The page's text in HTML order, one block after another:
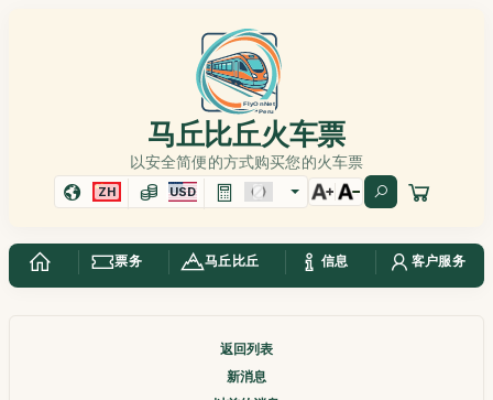
马丘比丘火车票
以安全简便的方式购买您的火车票
ZH USD
票务 马丘比丘 信息 客户服务
返回列表
新消息